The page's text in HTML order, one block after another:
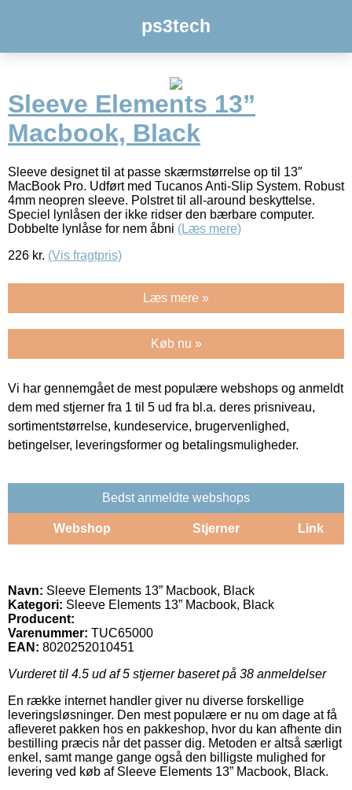
ps3tech
Sleeve Elements 13”
Macbook, Black
Sleeve designet til at passe skærmstørrelse op til 13″
MacBook Pro. Udført med Tucanos Anti-Slip System. Robust
4mm neopren sleeve. Polstret til all-around beskyttelse.
Speciel lynlåsen der ikke ridser den bærbare computer.
Dobbelte lynlåse for nem åbni (Læs mere)
226 kr. (Vis fragtpris)
Læs mere »
Køb nu »
Vi har gennemgået de mest populære webshops og anmeldt
dem med stjerner fra 1 til 5 ud fra bl.a. deres prisniveau,
sortimentstørrelse, kundeservice, brugervenlighed,
betingelser, leveringsformer og betalingsmuligheder.
Bedst anmeldte webshops
Webshop Stjerner Link
Navn: Sleeve Elements 13” Macbook, Black
Kategori: Sleeve Elements 13” Macbook, Black
Producent:
Varenummer: TUC65000
EAN: 8020252010451
Vurderet til 4.5 ud af 5 stjerner baseret på 38 anmeldelser
En række internet handler giver nu diverse forskellige
leveringsløsninger. Den mest populære er nu om dage at få
afleveret pakken hos en pakkeshop, hvor du kan afhente din
bestilling præcis når det passer dig. Metoden er altså særligt
enkel, samt mange gange også den billigste mulighed for
levering ved køb af Sleeve Elements 13” Macbook, Black.